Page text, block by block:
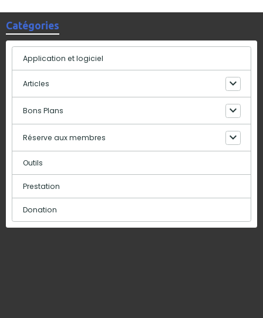
Catégories
Application et logiciel
Articles
Bons Plans
Réserve aux membres
Outils
Prestation
Donation